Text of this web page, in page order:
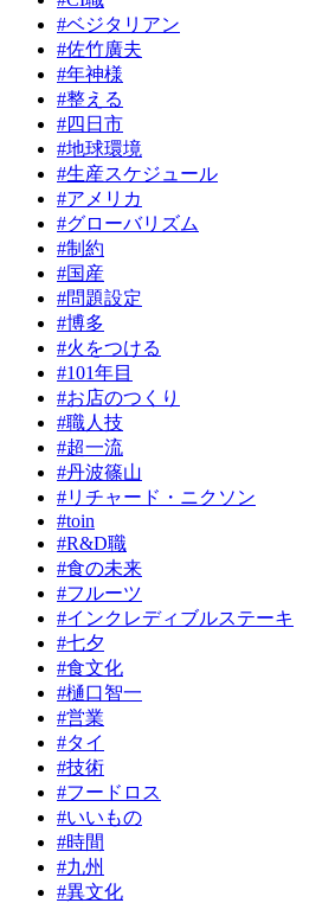
#ベジタリアン
#佐竹廣夫
#年神様
#整える
#四日市
#地球環境
#生産スケジュール
#アメリカ
#グローバリズム
#制約
#国産
#問題設定
#博多
#火をつける
#101年目
#お店のつくり
#職人技
#超一流
#丹波篠山
#リチャード・ニクソン
#toin
#R&D職
#食の未来
#フルーツ
#インクレディブルステーキ
#七夕
#食文化
#樋口智一
#営業
#タイ
#技術
#フードロス
#いいもの
#時間
#九州
#異文化